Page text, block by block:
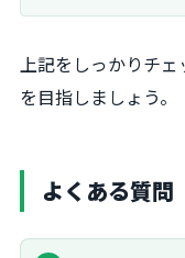
上記をしっかりチ
を目指しましょう。
よくある質